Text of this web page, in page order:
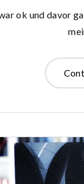
ok und davor